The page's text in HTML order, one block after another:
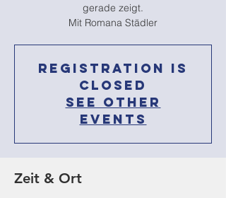
gerade zeigt.
Mit Romana Städler
Registration is
Closed
See other
events
Zeit & Ort